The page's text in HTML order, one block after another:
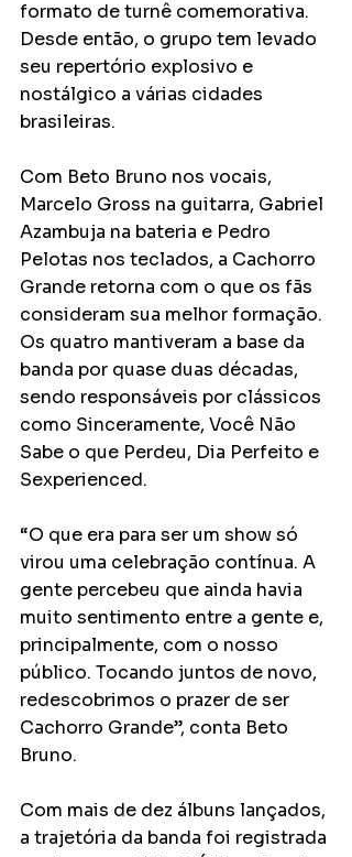
formato de turnê comemorativa.
Desde então, o grupo tem levado
seu repertório explosivo e
nostálgico a várias cidades
brasileiras.
Com Beto Bruno nos vocais,
Marcelo Gross na guitarra, Gabriel
Azambuja na bateria e Pedro
Pelotas nos teclados, a Cachorro
Grande retorna com o que os fãs
consideram sua melhor formação.
Os quatro mantiveram a base da
banda por quase duas décadas,
sendo responsáveis por clássicos
como Sinceramente, Você Não
Sabe o que Perdeu, Dia Perfeito e
Sexperienced.
“O que era para ser um show só
virou uma celebração contínua. A
gente percebeu que ainda havia
muito sentimento entre a gente e,
principalmente, com o nosso
público. Tocando juntos de novo,
redescobrimos o prazer de ser
Cachorro Grande”, conta Beto
Bruno.
Com mais de dez álbuns lançados,
a trajetória da banda foi registrada